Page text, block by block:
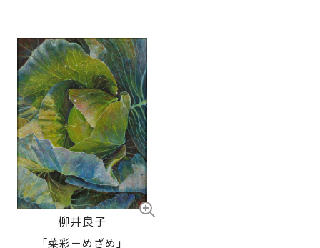
柳井良子
「菜彩－めざめ」